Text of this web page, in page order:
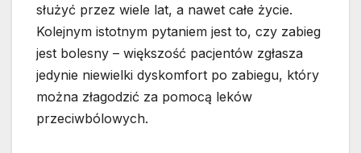
służyć przez wiele lat, a nawet całe życie.
Kolejnym istotnym pytaniem jest to, czy zabieg
jest bolesny – większość pacjentów zgłasza
jedynie niewielki dyskomfort po zabiegu, który
można złagodzić za pomocą leków
przeciwbólowych.